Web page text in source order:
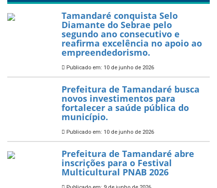
PartiuENEM — Prefeitura
garante transporte gratuito
para os estudantes
7 de novembro de 2025
Política Nacional Aldir Blanc
— Tamandaré tem Plano de
Aplicação de Recursos (PAR)
habilitado
7 de novembro de 2025
ÚLTIMAS NOTÍCIAS
Tamandaré conquista Selo
Diamante do Sebrae pelo